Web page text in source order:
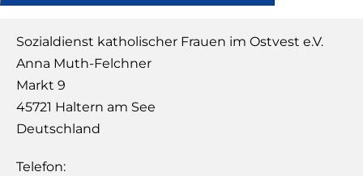
Sozialdienst katholischer Frauen im Ostvest e.V.
Anna Muth-Felchner
Markt 9
45721 Haltern am See
Deutschland
Telefon